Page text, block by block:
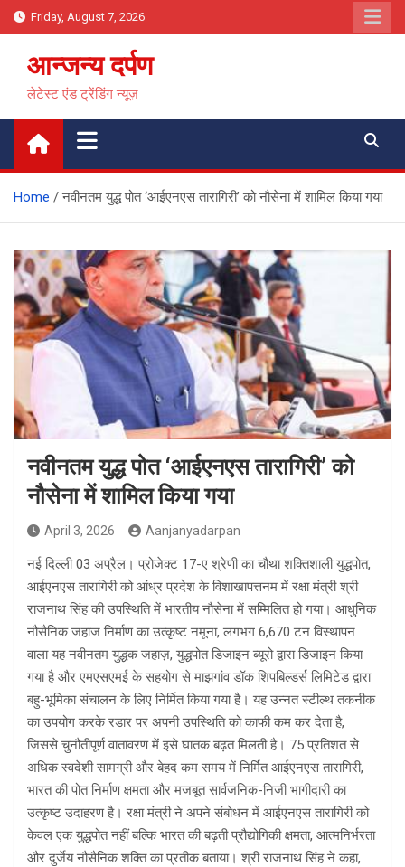
Skip
to
content
Friday, August 7, 2026
आन्जन्य दर्पण
लेटेस्ट एंड ट्रेंडिंग न्यूज़
Home नवीनतम युद्ध पोत ‘आईएनएस तारागिरी’ को नौसेना में शामिल किया गया
नवीनतम युद्ध पोत ‘आईएनएस तारागिरी’ को
नौसेना में शामिल किया गया
April 3, 2026 Aanjanyadarpan
नई दिल्ली 03 अप्रैल। प्रोजेक्ट 17-ए श्रेणी का चौथा शक्तिशाली युद्धपोत,
आईएनएस तारागिरी को आंध्र प्रदेश के विशाखापत्तनम में रक्षा मंत्री श्री
राजनाथ सिंह की उपस्थिति में भारतीय नौसेना में सम्मिलित हो गया। आधुनिक
नौसैनिक जहाज निर्माण का उत्कृष्ट नमूना, लगभग 6,670 टन विस्थापन
वाला यह नवीनतम युद्धक जहाज़, युद्धपोत डिजाइन ब्यूरो द्वारा डिजाइन किया
गया है और एमएसएमई के सहयोग से माझगांव डॉक शिपबिल्डर्स लिमिटेड द्वारा
बहु-भूमिका संचालन के लिए निर्मित किया गया है। यह उन्नत स्टील्थ तकनीक
का उपयोग करके रडार पर अपनी उपस्थिति को काफी कम कर देता है,
जिससे चुनौतीपूर्ण वातावरण में इसे घातक बढ़त मिलती है। 75 प्रतिशत से
अधिक स्वदेशी सामग्री और बेहद कम समय में निर्मित आईएनएस तारागिरी,
भारत की पोत निर्माण क्षमता और मजबूत सार्वजनिक-निजी भागीदारी का
उत्कृष्ट उदाहरण है। रक्षा मंत्री ने अपने संबोधन में आईएनएस तारागिरी को
केवल एक युद्धपोत नहीं बल्कि भारत की बढ़ती प्रौद्योगिकी क्षमता, आत्मनिर्भरता
और दुर्जेय नौसैनिक शक्ति का प्रतीक बताया। श्री राजनाथ सिंह ने कहा,